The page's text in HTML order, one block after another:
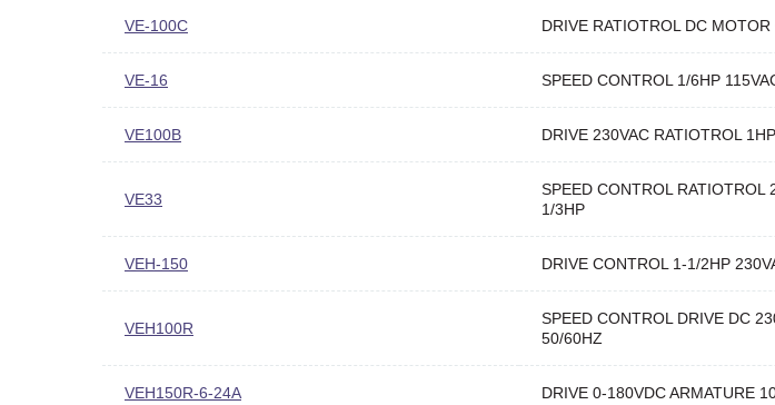
VE-100C DRIVE RATIOTROL DC
VE-16 SPEED CONTROL 1/6HP
VE100B DRIVE 230VAC RATIOTROL 1HP
VE33
SPEED CONTROL RATIOTROL
1/3HP
VEH-150 DRIVE CONTROL 1-1/2HP
VEH100R
SPEED CONTROL DRIVE DC
50/60HZ
VEH150R-6-24A DRIVE 0-180VDC ARMATURE